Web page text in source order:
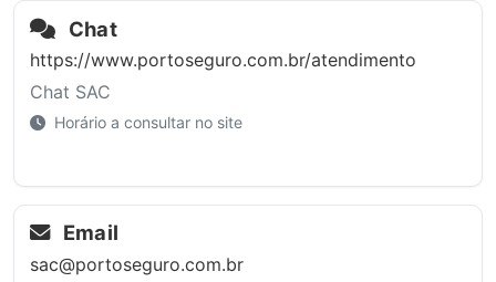
Chat
https://www.portoseguro.com.br/atendimento
Chat SAC
Horário a consultar no site
Email
sac@portoseguro.com.br